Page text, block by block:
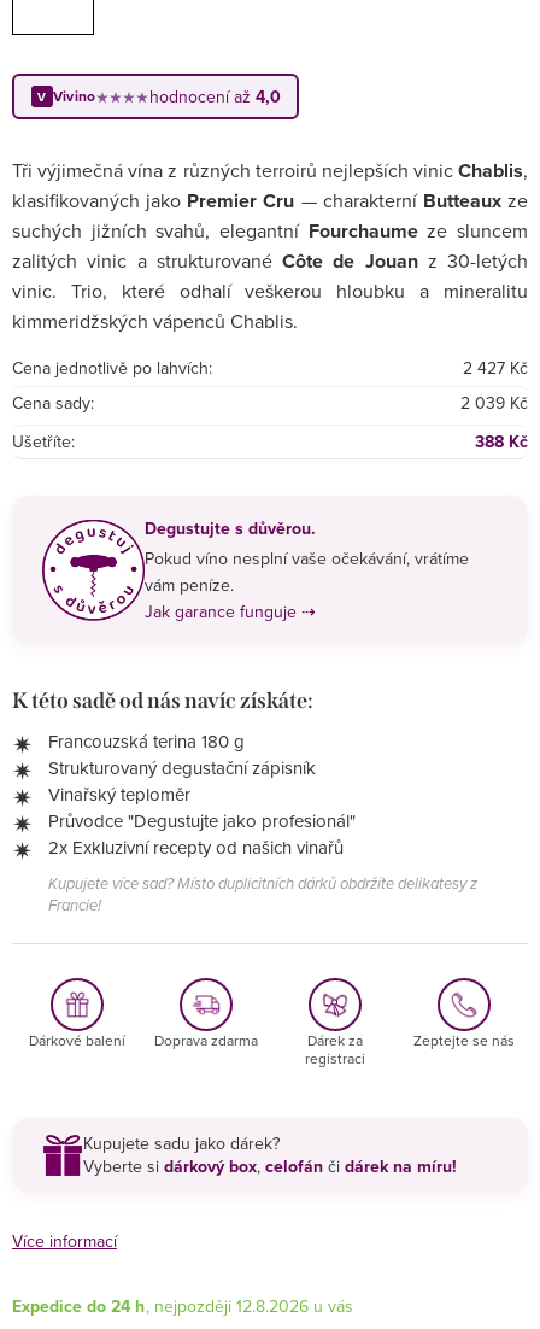
V Vivino★★★★hodnocení až 4,0
Tři výjimečná vína z různých terroirů nejlepších vinicChablis,
klasifikovaných jako Premier Cru — charakterní Butteauxze
suchých jižních svahů, elegantní Fourchaumeze sluncem
zalitých vinic a strukturované Côte de Jouanz 30-letých
vinic. Trio, které odhalí veškerou hloubku a mineralitu
kimmeridžských vápenců Chablis.
Cena jednotlivě po lahvích:
2 427 Kč
Cena sady:
2 039 Kč
Ušetříte:
388 Kč
Degustujte s důvěrou.
Pokud víno nesplní vaše očekávání, vrátíme
vám peníze.
Jak garance funguje ⇢
K této sadě od nás navíc získáte:
Francouzská terina 180 g
Strukturovaný degustační zápisník
Vinařský teploměr
Průvodce "Degustujte jako profesionál"
2x Exkluzivní recepty od našich vinařů
Kupujete více sad? Místo duplicitních dárků obdržíte delikatesy z
Francie!
Dárkové balení Doprava zdarma
Dárek za
registraci
Zeptejte se nás
Kupujete sadu jako dárek?
Vyberte si dárkový box, celofán či dárek na míru!
Více informací
Expedice do 24 h
12.8.2026